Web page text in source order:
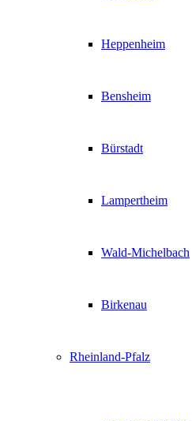
Heppenheim
Bensheim
Bürstadt
Lampertheim
Wald-Michelbach
Birkenau
Rheinland-Pfalz